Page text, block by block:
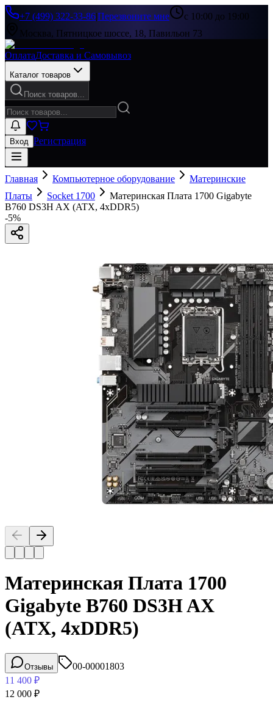
+7 (499) 322-33-86|Перезвоните мне
с 10:00 до 19:00
Москва, Пятницкое шоссе, 18, Павильон 73
ОплатаДоставка и Самовывоз
Каталог товаров
Поиск товаров...
Вход Регистрация
Главная Компьютерное оборудование
Материнские
Платы
Socket 1700
Материнская Плата 1700 Gigabyte
B760 DS3H AX (ATX, 4xDDR5)
-5%
Материнская Плата 1700
Gigabyte B760 DS3H AX
(ATX, 4xDDR5)
Отзывы
00-00001803
11 400 ₽
12 000 ₽